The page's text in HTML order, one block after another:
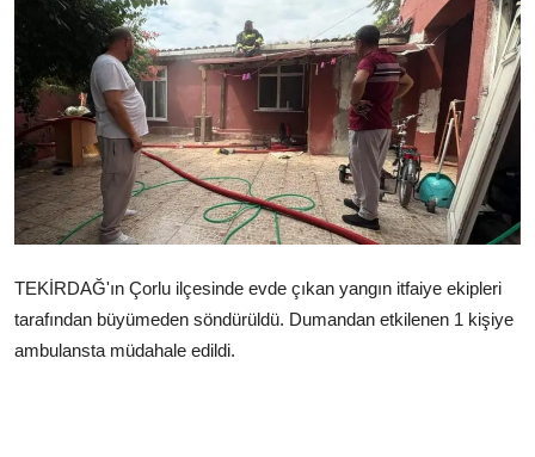
Teknoloji Haberleri
Dünya Haberleri
Çerkezköy
TEKİRDAĞ'ın Çorlu ilçesinde evde çıkan yangın itfaiye ekipleri
tarafından büyümeden söndürüldü. Dumandan etkilenen 1 kişiye
ambulansta müdahale edildi.